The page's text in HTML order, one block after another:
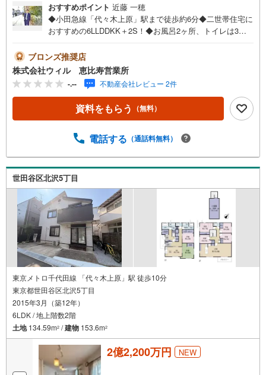
おすすめポイント 近藤 一穂
◆小田急線「代々木上原」駅まで徒歩約6分◆二世帯住宅に
おすすめの6LLDDKK＋2S！◆お風呂2ヶ所、トイレは3ヶ
でも足元快適に過ごせます！◆LDKには開放感を演出して
くれる対面キッチン採用◆たっぷりしまえるウォークイン
クローゼット付きで、季節物もスッキリと片付きます！◆
屋上のある暮らし、空が広がるスカイバルコニー！晴れた
日には第2のリビングとしても！◆地下車庫付きの物件で
す！◆「富谷小学校」まで徒歩約7分！◆「オーケー（初台
間はお電話が繋がりやすくなっております。お気軽にご連
ご希望の日時をご記入いただけますとスムーズにご案内が
可能です。**住宅ローン**諸費用込融資や築年数の古い物件
のローンも得意としており、最適な銀行をご提案します。*
*リフォーム**理想の間取り、テイストを作り上げられま
す！リフォームプランナーの同行も可能です。
ブロンズ推奨店
株式会社ウィル 恵比寿営業所
-.-- 不動産会社レビュー 2件
資料をもらう （無料）
電話する （通話料無料）
世田谷区北沢5丁目
東京メトロ千代田線 「代々木上原」駅 徒歩10分
東京都世田谷区北沢5丁目
2015年3月（築12年）
6LDK / 地上階数2階
土地134.59m2 /建物 153.6m2
2億2,200万円 NEW